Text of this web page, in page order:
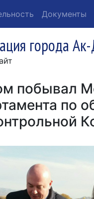
Документы
города
побывал
по